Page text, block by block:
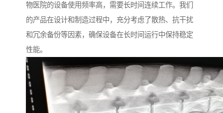
物医院的设备使用频率高，需要长时间连续工作。我们
的产品在设计和制造过程中，充分考虑了散热、抗干扰
和冗余备份等因素，确保设备在长时间运行中保持稳定
性能。